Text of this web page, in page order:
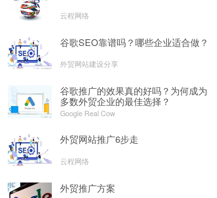
云程网络
谷歌SEO靠谱吗？哪些企业适合做？
外贸网站建设分享
谷歌推广的效果真的好吗？为何成为
多数外贸企业的最佳选择？
Google Real Cow
外贸网站推广6步走
云程网络
外贸推广方案